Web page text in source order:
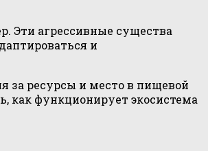
Эти агрессивные существа
и
за ресурсы и место в пищевой
как функционирует экосистема